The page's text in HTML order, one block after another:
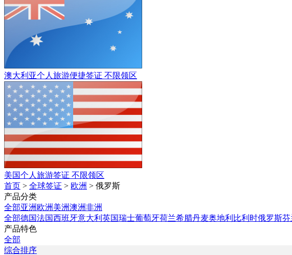
澳大利亚个人旅游便捷签证 不限领区
美国个人旅游签证 不限领区
首页 > 全球签证 > 欧洲 > 俄罗斯
产品分类
全部亚洲 欧洲 美洲澳洲非洲
全部德国法国西班牙意大利 英国瑞士葡萄牙荷兰希腊丹麦奥地利 比利时俄罗斯芬
产品特色
全部
综合排序